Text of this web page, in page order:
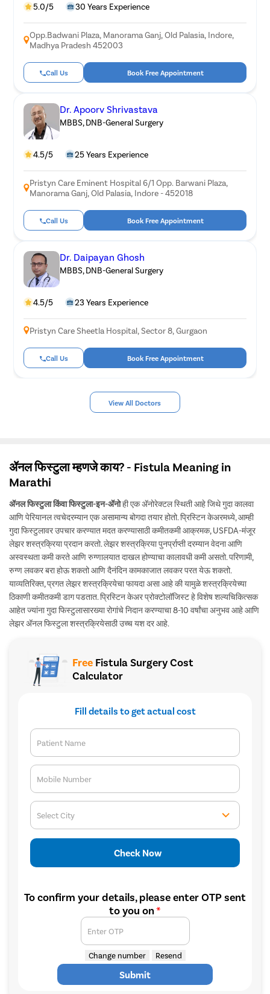
5.0/5 30 Years Experience
Opp.Badwani Plaza, Manorama Ganj, Old Palasia, Indore,
Madhya Pradesh 452003
Call Us Book Free Appointment
Dr. Apoorv Shrivastava
MBBS, DNB-General Surgery
4.5/5 25 Years Experience
Pristyn Care Eminent Hospital 6/1 Opp. Barwani Plaza,
Manorama Ganj, Old Palasia, Indore - 452018
Call Us Book Free Appointment
Dr. Daipayan Ghosh
MBBS, DNB-General Surgery
4.5/5 23 Years Experience
Pristyn Care Sheetla Hospital, Sector 8, Gurgaon
Call Us Book Free Appointment
View All Doctors
ॲनल फिस्टुला म्हणजे काय? - Fistula Meaning in
Marathi
ॲनल फिस्टुला किंवा फिस्टुला-इन-ॲनोही एक ॲनोरेक्टल स्थिती आहे जिथे गुदा कालवा
आणि पेरियानल त्वचेदरम्यान एक असामान्य बोगदा तयार होतो. प्रिस्टिन केअरमध्ये, आम्ही
गुदा फिस्टुलावर उपचार करण्यात मदत करण्यासाठी कमीतकमी आक्रमक, USFDA-मंजूर
लेझर शस्त्रक्रिया प्रदान करतो. लेझर शस्त्रक्रिया पुनर्प्राप्ती दरम्यान वेदना आणि
अस्वस्थता कमी करते आणि रुग्णालयात दाखल होण्याचा कालावधी कमी असतो. परिणामी,
रुग्ण लवकर बरा होऊ शकतो आणि दैनंदिन कामकाजात लवकर परत येऊ शकतो.
याव्यतिरिक्त, प्रगत लेझर शस्त्रक्रियेचा फायदा असा आहे की यामुळे शस्त्रक्रियेच्या
ठिकाणी कमीतकमी डाग पडतात. प्रिस्टिन केअर प्रोक्टोलॉजिस्ट हे विशेष शल्यचिकित्सक
आहेत ज्यांना गुदा फिस्टुलासारख्या रोगांचे निदान करण्याचा 8-10 वर्षांचा अनुभव आहे आणि
लेझर ॲनल फिस्टुला शस्त्रक्रियेसाठी उच्च यश दर आहे.
Free Fistula Surgery Cost
Calculator
Fill details to get actual cost
Patient Name
Mobile Number
Select City
Check Now
To confirm your details, please enter OTP sent
to you on*
Enter OTP
Change number Resend
Submit